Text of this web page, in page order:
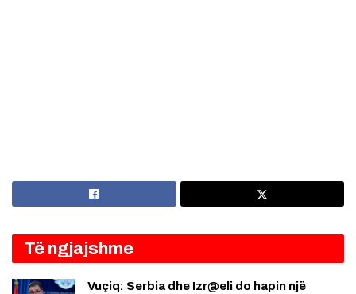
Të ngjajshme
Vuçiq: Serbia dhe Izr@eli do hapin një